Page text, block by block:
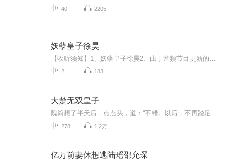
40 2205
妖孽皇子徐昊
2 183
大楚无双皇子
278 1.2万
亿万前妻休想逃陆瑶邵允琛